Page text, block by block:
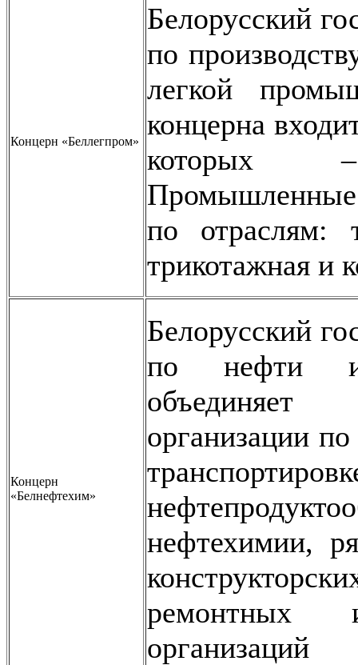
Концерн «Беллегпром»
Белорусский
по
легкой
концерна
которых
Промышленные
по отраслям:
трикотажная и
Концерн
«Белнефтехим»
Белорусский
по нефти
организации
нефтехимии,
ремонтных
организаций